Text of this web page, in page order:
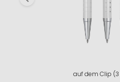
auf dem Clip (3